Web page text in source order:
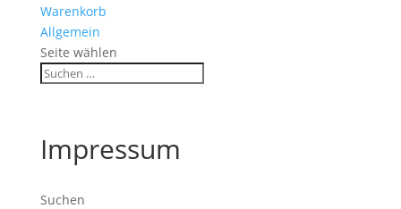
Warenkorb
Allgemein
Seite wählen
Impressum
Suchen